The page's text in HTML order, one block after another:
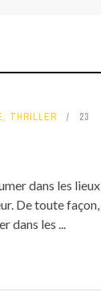
, THRILLER
23
dans les lieux
De toute façon,
dans les ...